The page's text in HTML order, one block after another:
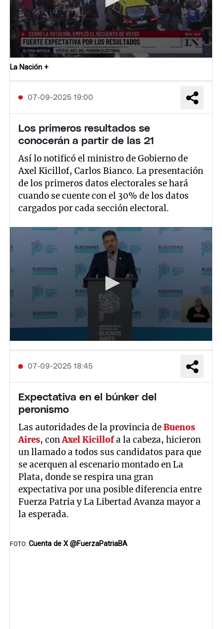
La Nación +
07-09-2025 19:00
Los primeros resultados se
conocerán a partir de las 21
Así lo notificó el ministro de Gobierno de
Axel Kicillof, Carlos Bianco. La presentación
de los primeros datos electorales se hará
cuando se cuente con el 30% de los datos
cargados por cada sección electoral.
07-09-2025 18:45
Expectativa en el búnker del
peronismo
Las autoridades de la provincia deBuenos
Aires, conAxel Kicillofa la cabeza, hicieron
un llamado a todos sus candidatos para que
se acerquen al escenario montado en La
Plata, donde se respira una gran
expectativa por una posible diferencia entre
Fuerza Patria y La Libertad Avanza mayor a
la esperada.
Cuenta de X @FuerzaPatriaBA